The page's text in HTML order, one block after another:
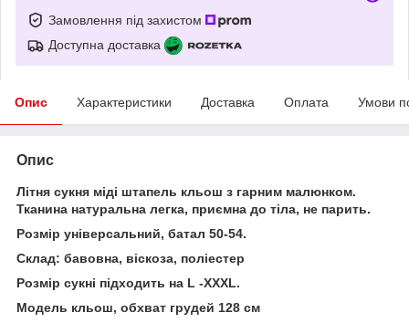
Замовлення під захистом
Доступна доставка
Опис Характеристики Доставка Оплата Умови
Опис
Літня сукня міді штапель кльош з гарним малюнком.
Тканина натуральна легка, приємна до тіла, не парить.
Розмір універсальний, батал 50-54.
Склад: бавовна, віскоза, поліестер
Розмір сукні підходить на L -XXXL.
Модель кльош, обхват грудей 128 см